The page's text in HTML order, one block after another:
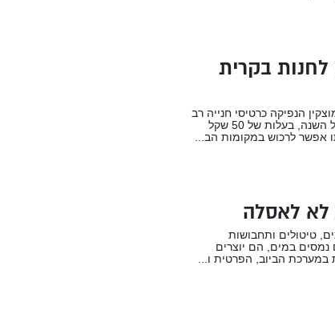
בקרית
הנפיקה כרטיסי חנייה רב
שימושיים, לכל השנה, בעלות של 50 שקל
אפשר לרכוש במקומות הב...
לא לאסלה
טיטולים ותחבושות
נמסים במים, הם יוצרים
הביוב, הפרטית ו...